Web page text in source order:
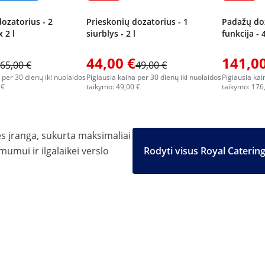
- 2
2 l
65,00 €
30 dienų iki nuolaidos
Prieskonių dozatorius - 1
siurblys - 2 l
44,00 €49,00 €
Pigiausia kaina per 30 dienų iki nuolaidos
taikymo: 49,00 €
Padažų
funkcija -
Pigiausia
taikymo:
įranga, sukurta maksimaliai
ir ilgalaikei verslo
Rodyti visus Royal